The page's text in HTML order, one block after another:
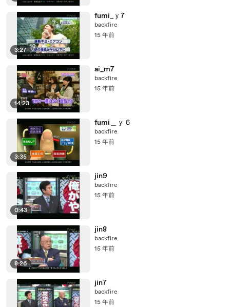
3:27
fumi_ｙ7
backfire
15 年前
14:23
ai_m7
backfire
15 年前
3:35
fumi＿ｙ６
backfire
15 年前
0:43
jin9
backfire
15 年前
8:26
jin8
backfire
15 年前
jin7
backfire
15 年前